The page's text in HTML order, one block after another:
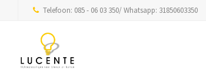
Telefoon: 085 - 06 03 350/ Whatsapp: 31850603350